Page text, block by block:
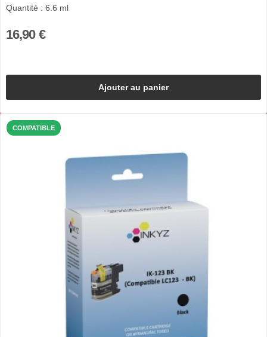
Quantité : 6.6 ml
16,90 €
Ajouter au panier
COMPATIBLE